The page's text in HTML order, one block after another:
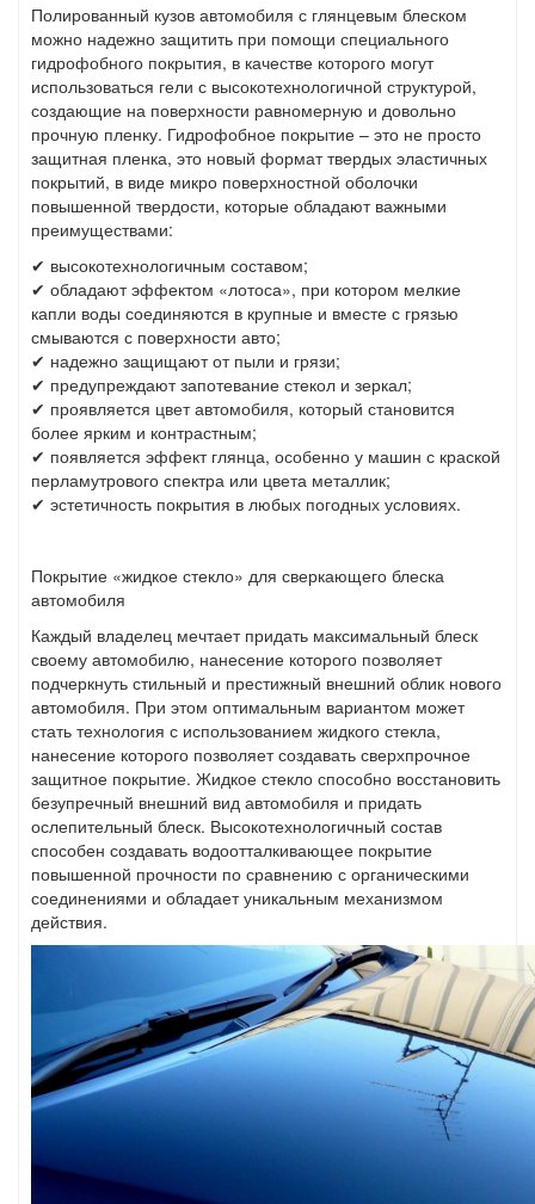
Полированный кузов автомобиля с глянцевым блеском
можно надежно защитить при помощи специального
гидрофобного покрытия, в качестве которого могут
использоваться гели с высокотехнологичной структурой,
создающие на поверхности равномерную и довольно
прочную пленку. Гидрофобное покрытие – это не просто
защитная пленка, это новый формат твердых эластичных
покрытий, в виде микро поверхностной оболочки
повышенной твердости, которые обладают важными
преимуществами:
✔ высокотехнологичным составом;
✔ обладают эффектом «лотоса», при котором мелкие
капли воды соединяются в крупные и вместе с грязью
смываются с поверхности авто;
✔ надежно защищают от пыли и грязи;
✔ предупреждают запотевание стекол и зеркал;
✔ проявляется цвет автомобиля, который становится
более ярким и контрастным;
✔ появляется эффект глянца, особенно у машин с краской
перламутрового спектра или цвета металлик;
✔ эстетичность покрытия в любых погодных условиях.
Покрытие «жидкое стекло» для сверкающего блеска
автомобиля
Каждый владелец мечтает придать максимальный блеск
своему автомобилю, нанесение которого позволяет
подчеркнуть стильный и престижный внешний облик нового
автомобиля. При этом оптимальным вариантом может
стать технология с использованием жидкого стекла,
нанесение которого позволяет создавать сверхпрочное
защитное покрытие. Жидкое стекло способно восстановить
безупречный внешний вид автомобиля и придать
ослепительный блеск. Высокотехнологичный состав
способен создавать водоотталкивающее покрытие
повышенной прочности по сравнению с органическими
соединениями и обладает уникальным механизмом
действия.